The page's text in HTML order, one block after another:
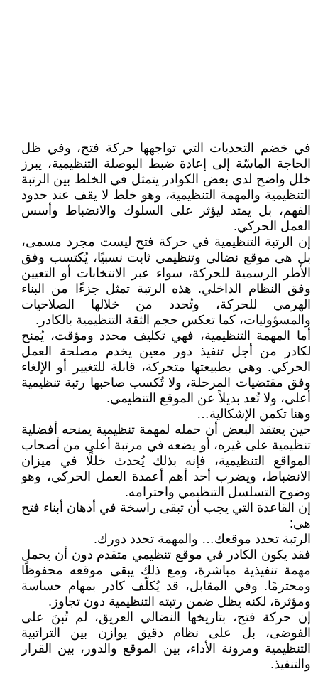
في خضم التحديات التي تواجهها حركة فتح، وفي ظل
الحاجة الماسّة إلى إعادة ضبط البوصلة التنظيمية، يبرز
خلل واضح لدى بعض الكوادر يتمثل في الخلط بين الرتبة
التنظيمية والمهمة التنظيمية، وهو خلط لا يقف عند حدود
الفهم، بل يمتد ليؤثر على السلوك والانضباط وأسس
العمل الحركي.
إن الرتبة التنظيمية في حركة فتح ليست مجرد مسمى،
بل هي موقع نضالي وتنظيمي ثابت نسبيًا، يُكتسب وفق
الأطر الرسمية للحركة، سواء عبر الانتخابات أو التعيين
وفق النظام الداخلي. هذه الرتبة تمثل جزءًا من البناء
الهرمي للحركة، وتُحدد من خلالها الصلاحيات
والمسؤوليات، كما تعكس حجم الثقة التنظيمية بالكادر.
أما المهمة التنظيمية، فهي تكليف محدد ومؤقت، يُمنح
لكادر من أجل تنفيذ دور معين يخدم مصلحة العمل
الحركي. وهي بطبيعتها متحركة، قابلة للتغيير أو الإلغاء
وفق مقتضيات المرحلة، ولا تُكسب صاحبها رتبة تنظيمية
أعلى، ولا تُعد بديلاً عن الموقع التنظيمي.
وهنا تكمن الإشكالية…
حين يعتقد البعض أن حمله لمهمة تنظيمية يمنحه أفضلية
تنظيمية على غيره، أو يضعه في مرتبة أعلى من أصحاب
المواقع التنظيمية، فإنه بذلك يُحدث خللًا في ميزان
الانضباط، ويضرب أحد أهم أعمدة العمل الحركي، وهو
وضوح التسلسل التنظيمي واحترامه.
إن القاعدة التي يجب أن تبقى راسخة في أذهان أبناء فتح
هي:
الرتبة تحدد موقعك… والمهمة تحدد دورك.
فقد يكون الكادر في موقع تنظيمي متقدم دون أن يحمل
مهمة تنفيذية مباشرة، ومع ذلك يبقى موقعه محفوظًا
ومحترمًا. وفي المقابل، قد يُكلّف كادر بمهام حساسة
ومؤثرة، لكنه يظل ضمن رتبته التنظيمية دون تجاوز.
إن حركة فتح، بتاريخها النضالي العريق، لم تُبنَ على
الفوضى، بل على نظام دقيق يوازن بين التراتبية
التنظيمية ومرونة الأداء، بين الموقع والدور، بين القرار
والتنفيذ.